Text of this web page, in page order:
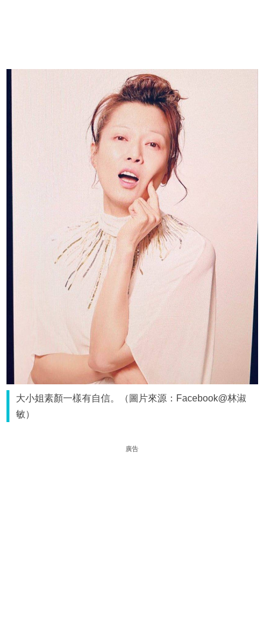
大小姐素顏一樣有自信。（圖片來源：Facebook@林淑
敏）
廣告